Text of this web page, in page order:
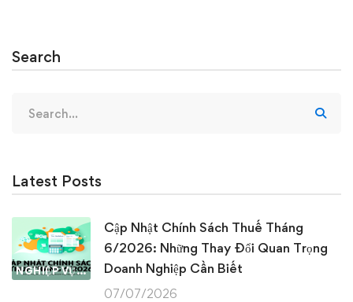
Search
for:
Latest Posts
NGHIỆP VỤ KẾ TOÁN & THUẾ
Cập Nhật Chính Sách Thuế Tháng
6/2026: Những Thay Đổi Quan Trọng
Doanh Nghiệp Cần Biết
07/07/2026